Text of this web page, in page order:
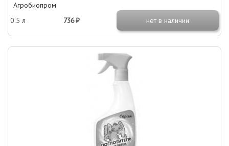
Агробиопром
0.5 л
736 ₽ нет в наличии